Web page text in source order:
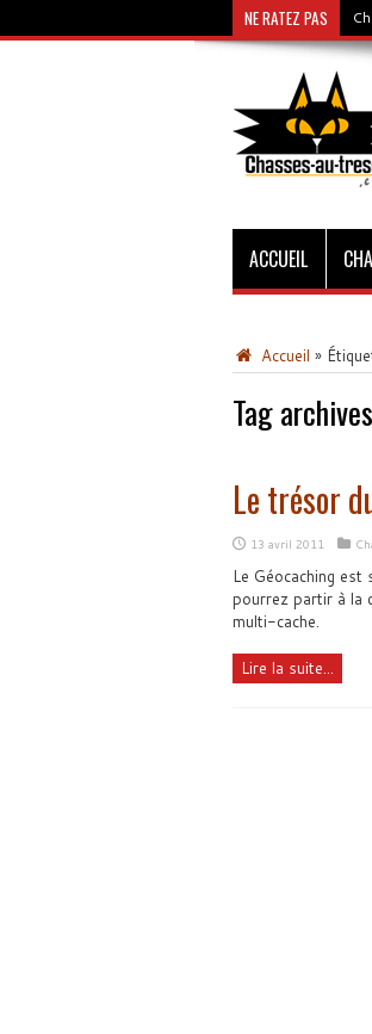
NE RATEZ PAS
ACCUEIL
Accueil »
Tag
Le trésor
13 avril 2011
Le Géocaching
pourrez partir à la
multi-cache.
Lire la suite...